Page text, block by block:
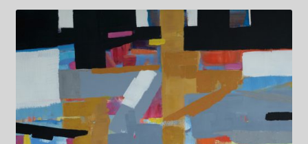
Kwiaty
Pejzaż
Obrazy abstrakcyjne
Tarot